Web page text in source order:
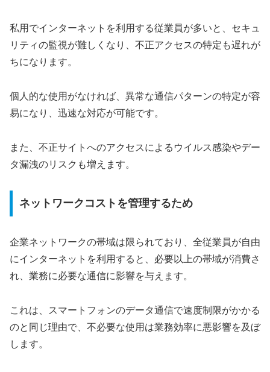
私用でインターネットを利用する従業員が多いと、セキュ
リティの監視が難しくなり、不正アクセスの特定も遅れが
ちになります。
個人的な使用がなければ、異常な通信パターンの特定が容
易になり、迅速な対応が可能です。
また、不正サイトへのアクセスによるウイルス感染やデー
タ漏洩のリスクも増えます。
ネットワークコストを管理するため
企業ネットワークの帯域は限られており、全従業員が自由
にインターネットを利用すると、必要以上の帯域が消費さ
れ、業務に必要な通信に影響を与えます。
これは、スマートフォンのデータ通信で速度制限がかかる
のと同じ理由で、不必要な使用は業務効率に悪影響を及ぼ
します。